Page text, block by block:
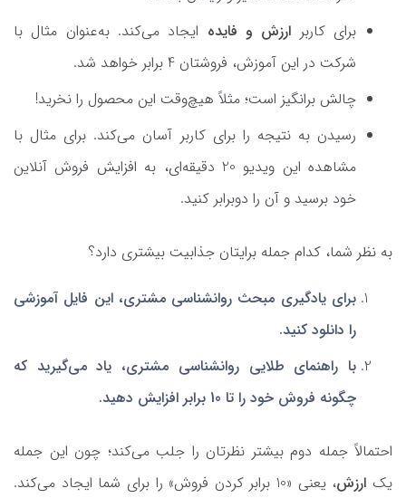
برای کاربر ارزش و فایده ایجاد می‌کند. به‌عنوان مثال با
شرکت در این آموزش، فروشتان 4 برابر خواهد شد.
چالش برانگیز است؛ مثلاً هیچ‌وقت این محصول را نخرید!
رسیدن به نتیجه را برای کاربر آسان می‌کند. برای مثال با
مشاهده این ویدیو 20 دقیقه‌ای، به افزایش فروش‌ آنلاین
خود برسید و آن را دوبرابر کنید.
به نظر شما، کدام جمله برایتان جذابیت بیشتری دارد؟
برای یادگیری مبحث روانشناسی مشتری، این فایل آموزشی
را دانلود کنید.
با راهنمای طلایی روانشناسی مشتری، یاد می‌گیرید که
چگونه فروش خود را تا 10 برابر افزایش دهید.
احتمالاً جمله دوم بیشتر نظرتان را جلب می‌کند؛ چون این جمله
یک ارزش
، یعنی «10 برابر کردن فروش» را برای شما ایجاد می‌کند.